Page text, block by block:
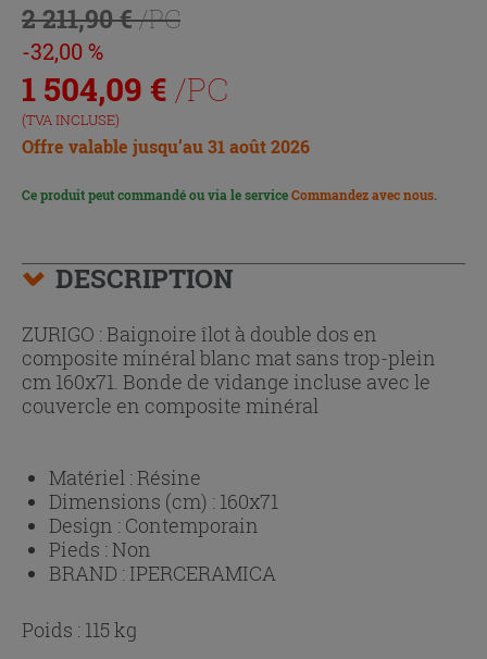
2 211,90 €/PC
-32,00 %
1 504,09 € /PC
(TVA INCLUSE)
Offre valable jusqu’au 31 août 2026
Ce produit peut commandé ou via le serviceCommandez avec nous.
DESCRIPTION
ZURIGO : Baignoire îlot à double dos en
composite minéral blanc mat sans trop-plein
cm 160x71. Bonde de vidange incluse avec le
couvercle en composite minéral
Matériel :Résine
Dimensions (cm) : 160x71
Design : Contemporain
Pieds :Non
BRAND : IPERCERAMICA
Poids : 115 kg